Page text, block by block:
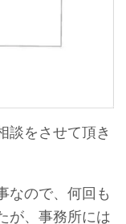
談をさせて頂き
なので、何回も
が、事務所には